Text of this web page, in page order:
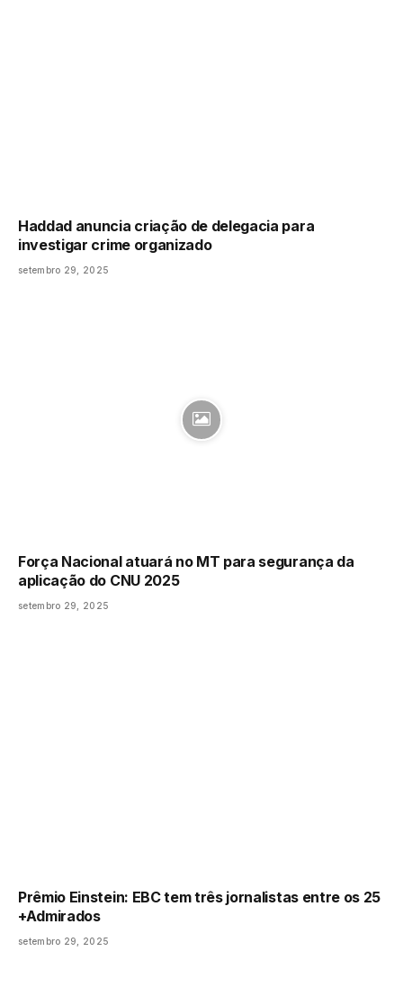
Haddad anuncia criação de delegacia para
investigar crime organizado
setembro 29, 2025
Força Nacional atuará no MT para segurança da
aplicação do CNU 2025
setembro 29, 2025
Prêmio Einstein: EBC tem três jornalistas entre os 25
+Admirados
setembro 29, 2025